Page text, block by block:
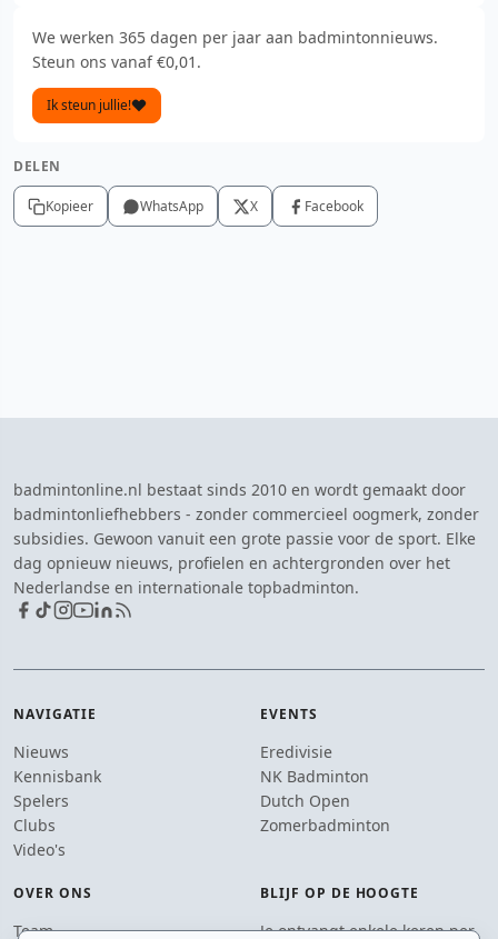
We werken 365 dagen per jaar aan badmintonnieuws.
Steun ons vanaf €0,01.
Ik steun jullie!
DELEN
Kopieer WhatsApp X Facebook
badmintonline.nl bestaat sinds 2010 en wordt gemaakt door
badmintonliefhebbers - zonder commercieel oogmerk, zonder
subsidies. Gewoon vanuit een grote passie voor de sport. Elke
dag opnieuw nieuws, profielen en achtergronden over het
Nederlandse en internationale topbadminton.
NAVIGATIE
Nieuws
Kennisbank
Spelers
Clubs
Video's
EVENTS
Eredivisie
NK Badminton
Dutch Open
Zomerbadminton
OVER ONS
Team
BLIJF OP DE HOOGTE
Je ontvangt enkele keren per